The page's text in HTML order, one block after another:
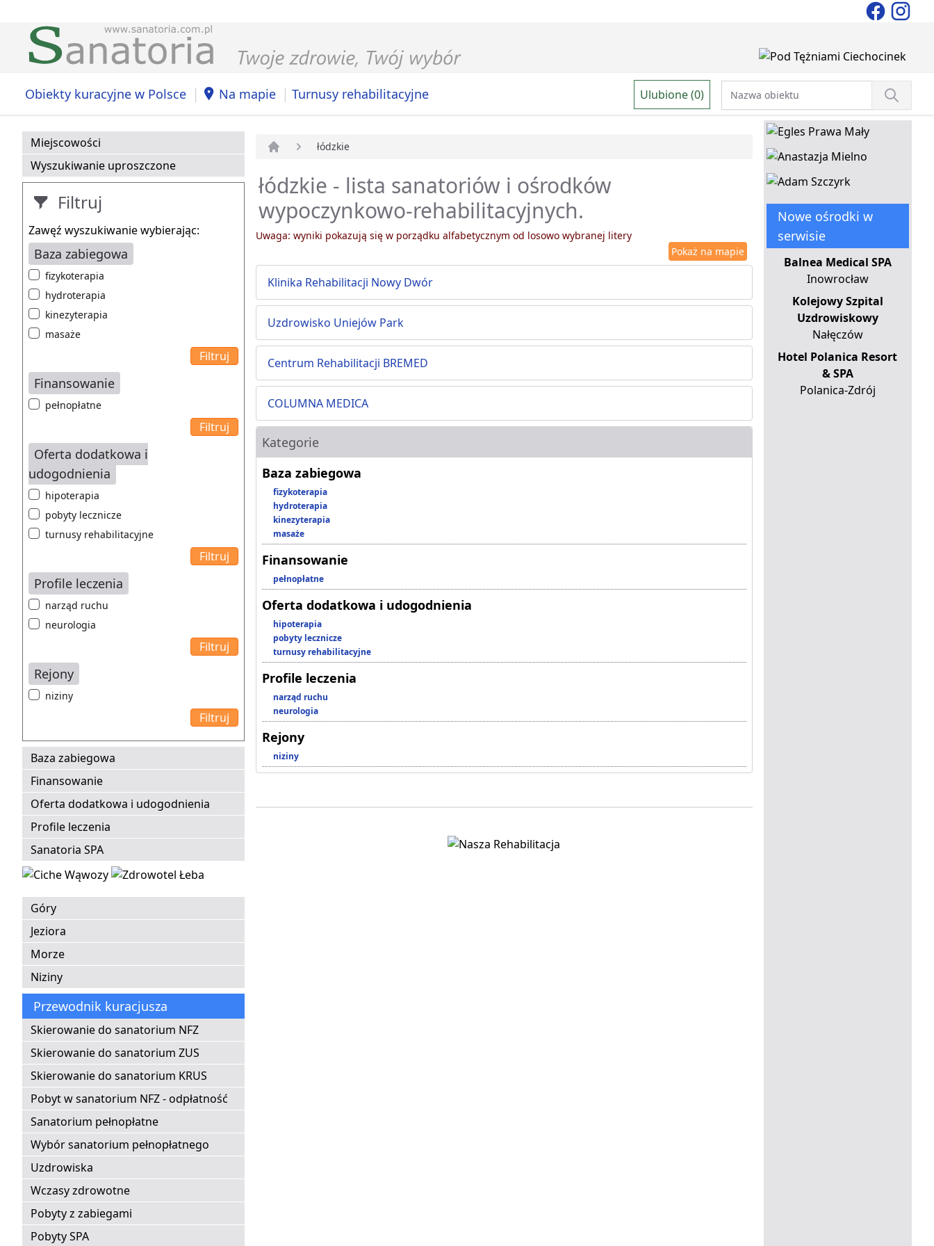
Obiekty kuracyjne w Polsce | Na mapie | Turnusy rehabilitacyjne Ulubione (0)
Miejscowości
Wyszukiwanie uproszczone
Filtruj
Zawęź wyszukiwanie wybierając:
Baza zabiegowa
fizykoterapia
hydroterapia
kinezyterapia
masaże
Finansowanie
pełnopłatne
Oferta dodatkowa i
udogodnienia
hipoterapia
pobyty lecznicze
turnusy rehabilitacyjne
Profile leczenia
narząd ruchu
neurologia
Rejony
niziny
Baza zabiegowa
Finansowanie
Oferta dodatkowa i udogodnienia
Profile leczenia
Sanatoria SPA
Góry
Jeziora
Morze
Niziny
Przewodnik kuracjusza
Skierowanie do sanatorium NFZ
Skierowanie do sanatorium ZUS
Skierowanie do sanatorium KRUS
Pobyt w sanatorium NFZ - odpłatność
Sanatorium pełnopłatne
Wybór sanatorium pełnopłatnego
Uzdrowiska
Wczasy zdrowotne
Pobyty z zabiegami
Pobyty SPA
łódzkie
łódzkie - lista sanatoriów i ośrodków
wypoczynkowo-rehabilitacyjnych.
Uwaga: wyniki pokazują się w porządku alfabetycznym od losowo wybranej litery
Pokaż na mapie
Klinika Rehabilitacji Nowy Dwór
Uzdrowisko Uniejów Park
Centrum Rehabilitacji BREMED
COLUMNA MEDICA
Kategorie
Baza zabiegowa
fizykoterapia
hydroterapia
kinezyterapia
masaże
Finansowanie
pełnopłatne
Oferta dodatkowa i udogodnienia
hipoterapia
pobyty lecznicze
turnusy rehabilitacyjne
Profile leczenia
narząd ruchu
neurologia
Rejony
niziny
Nowe ośrodki w
serwisie
Balnea Medical SPA
Inowrocław
Kolejowy Szpital
Uzdrowiskowy
Nałęczów
Hotel Polanica Resort
& SPA
Polanica-Zdrój